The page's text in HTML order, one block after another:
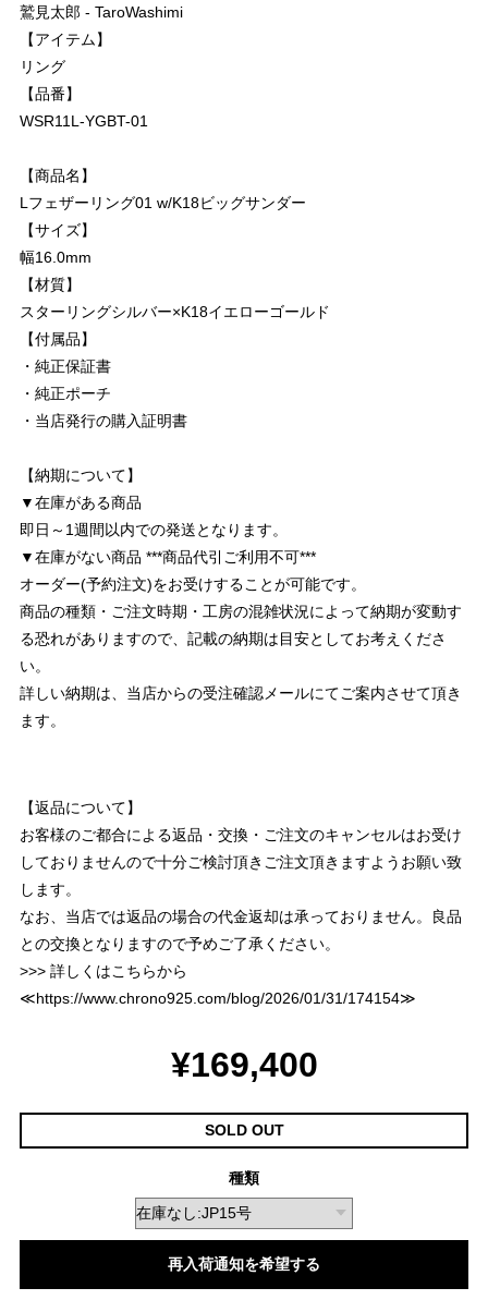
鷲見太郎 - TaroWashimi
【アイテム】
リング
【品番】
WSR11L-YGBT-01
【商品名】
Lフェザーリング01 w/K18ビッグサンダー
【サイズ】
幅16.0mm
【材質】
スターリングシルバー×K18イエローゴールド
【付属品】
・純正保証書
・純正ポーチ
・当店発行の購入証明書
【納期について】
▼在庫がある商品
即日～1週間以内での発送となります。
▼在庫がない商品 ***商品代引ご利用不可***
オーダー(予約注文)をお受けすることが可能です。
商品の種類・ご注文時期・工房の混雑状況によって納期が変動す
る恐れがありますので、記載の納期は目安としてお考えくださ
い。
詳しい納期は、当店からの受注確認メールにてご案内させて頂き
ます。
【返品について】
お客様のご都合による返品・交換・ご注文のキャンセルはお受け
しておりませんので十分ご検討頂きご注文頂きますようお願い致
します。
なお、当店では返品の場合の代金返却は承っておりません。良品
との交換となりますので予めご了承ください。
>>> 詳しくはこちらから
≪https://www.chrono925.com/blog/2026/01/31/174154≫
¥169,400
SOLD OUT
種類
再入荷通知を希望する